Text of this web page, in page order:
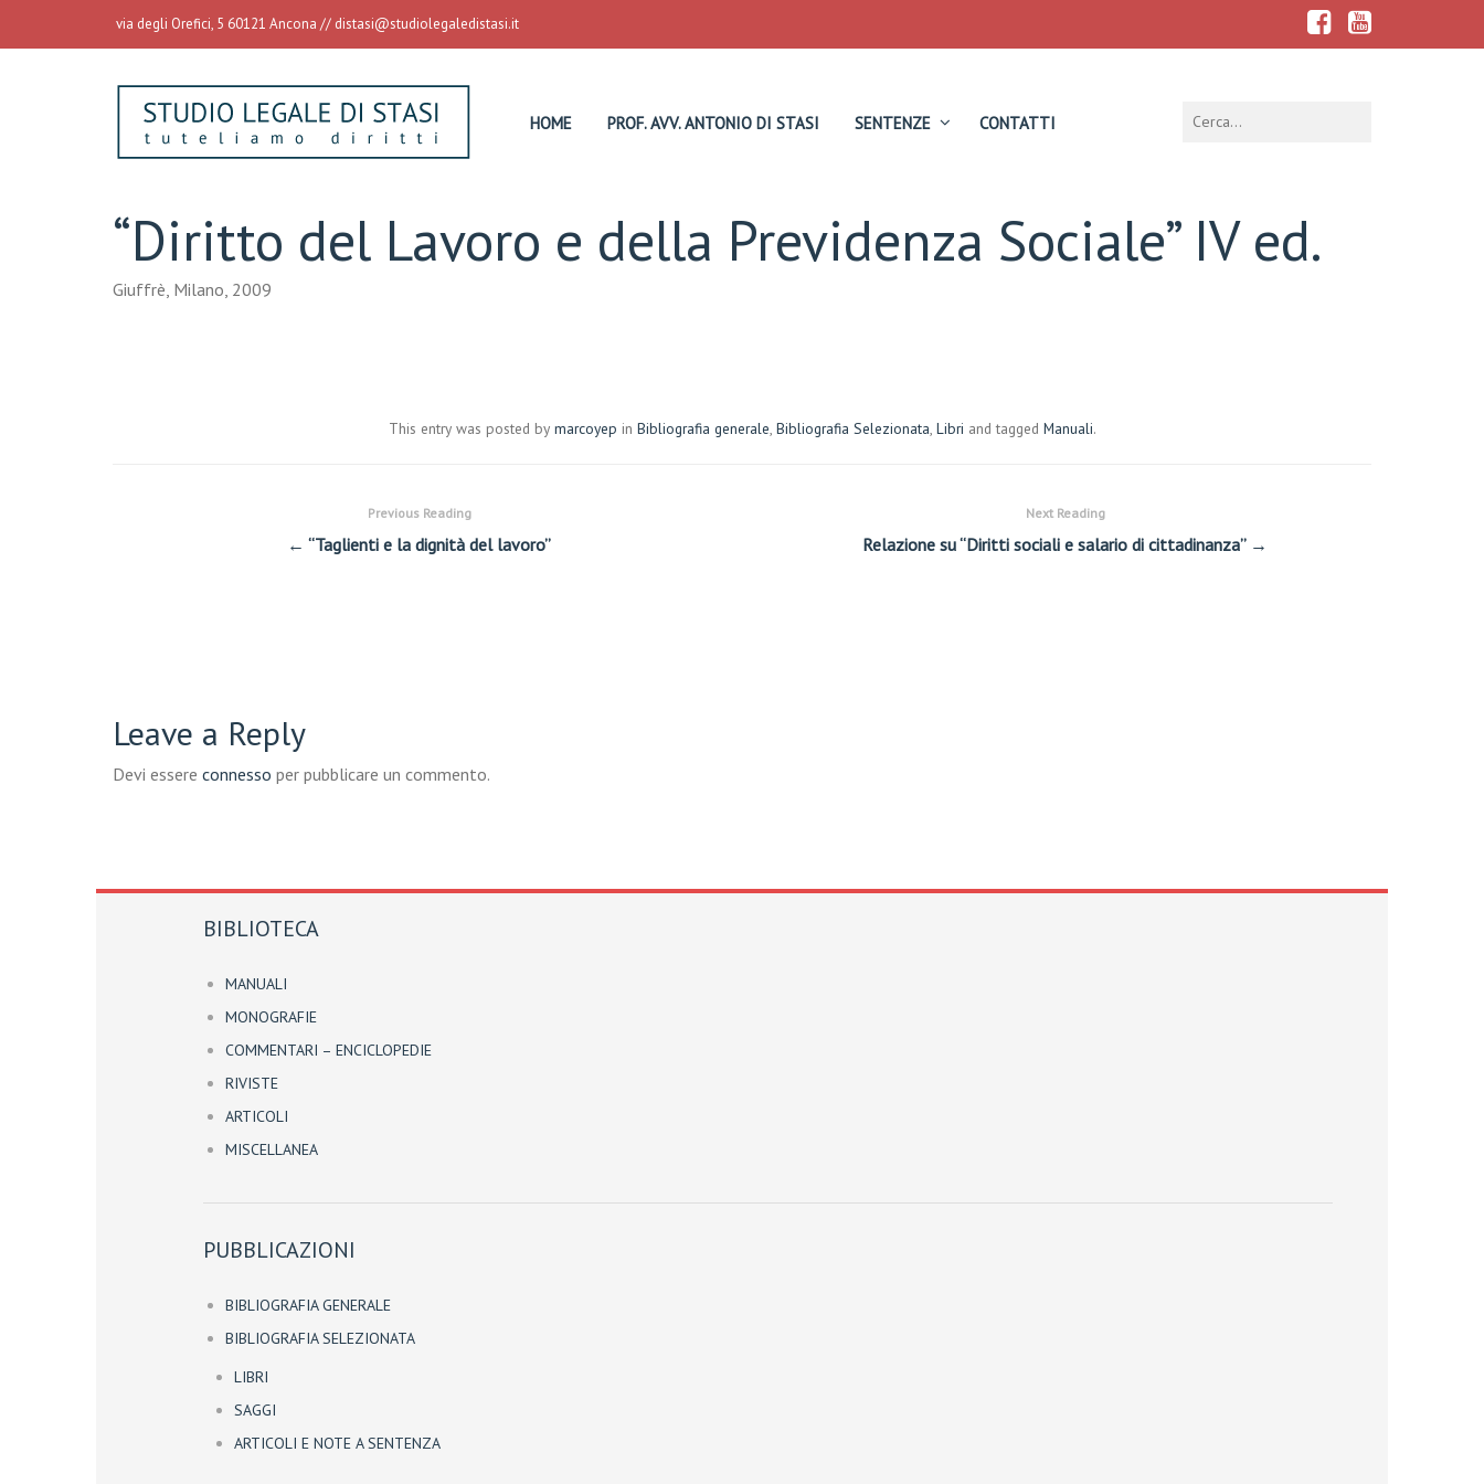
via degli Orefici, 5 60121 Ancona // distasi@studiolegaledistasi.it
HOME PROF. AVV. ANTONIO DI STASI SENTENZE CONTATTI
“Diritto del Lavoro e della Previdenza Sociale” IV ed.
Giuffrè, Milano, 2009
This entry was posted by marcoyep in Bibliografia generale Bibliografia Selezionata Libri and tagged Manuali.
Previous Reading
← “Taglienti e la dignità del lavoro”
Next Reading
Relazione su “Diritti sociali e salario di cittadinanza” →
Leave a Reply
Devi essere connesso per pubblicare un commento.
BIBLIOTECA
MANUALI
MONOGRAFIE
COMMENTARI – ENCICLOPEDIE
RIVISTE
ARTICOLI
MISCELLANEA
PUBBLICAZIONI
BIBLIOGRAFIA GENERALE
BIBLIOGRAFIA SELEZIONATA
LIBRI
SAGGI
ARTICOLI E NOTE A SENTENZA